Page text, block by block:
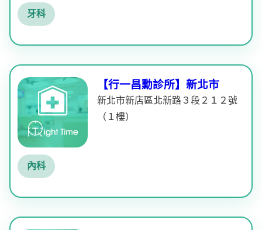
牙科
【行一昌勳診所】新北市
新北市新店區北新路３段２１２號
（１樓）
內科